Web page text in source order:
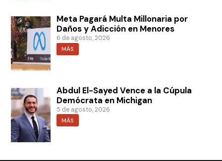
Meta Pagará Multa Millonaria por
Daños y Adicción en Menores
6 de agosto, 2026
MÁS
Abdul El-Sayed Vence a la Cúpula
Demócrata en Michigan
5 de agosto, 2026
MÁS